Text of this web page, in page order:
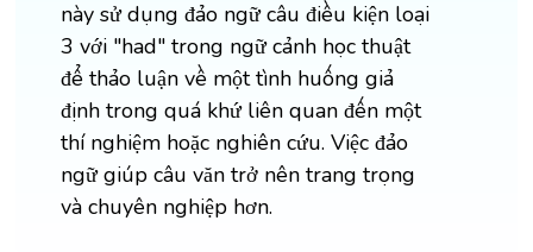
này sử dụng đảo ngữ câu điều kiện loại
3 với "had" trong ngữ cảnh học thuật
để thảo luận về một tình huống giả
định trong quá khứ liên quan đến một
thí nghiệm hoặc nghiên cứu. Việc đảo
ngữ giúp câu văn trở nên trang trọng
và chuyên nghiệp hơn.